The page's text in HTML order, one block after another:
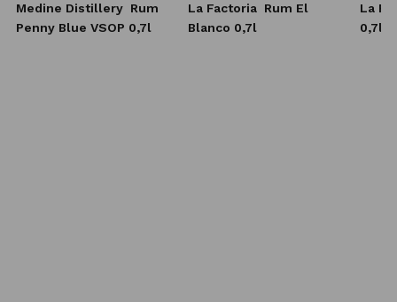
Medine Distillery Rum
Penny Blue VSOP 0,7l
La Factoria Rum El
Blanco 0,7l
La
0,7l